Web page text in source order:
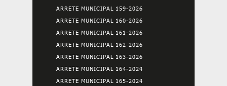
ARRETE MUNICIPAL 159-2026
ARRETE MUNICIPAL 160-2026
ARRETE MUNICIPAL 161-2026
ARRETE MUNICIPAL 162-2026
ARRETE MUNICIPAL 163-2026
ARRETE MUNICIPAL 164-2024
ARRETE MUNICIPAL 165-2024